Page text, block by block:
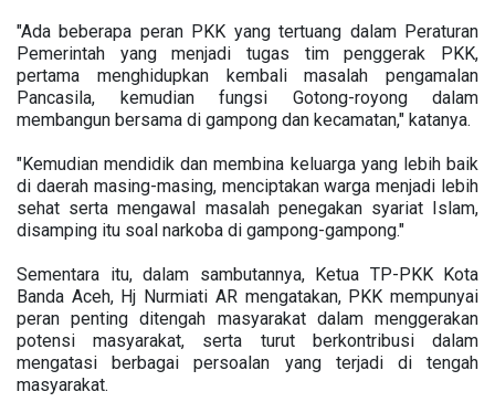
"Ada beberapa peran PKK yang tertuang dalam Peraturan
Pemerintah yang menjadi tugas tim penggerak PKK,
pertama menghidupkan kembali masalah pengamalan
Pancasila, kemudian fungsi Gotong-royong dalam
membangun bersama di gampong dan kecamatan," katanya.
"Kemudian mendidik dan membina keluarga yang lebih baik
di daerah masing-masing, menciptakan warga menjadi lebih
sehat serta mengawal masalah penegakan syariat Islam,
disamping itu soal narkoba di gampong-gampong."
Sementara itu, dalam sambutannya, Ketua TP-PKK Kota
Banda Aceh, Hj Nurmiati AR mengatakan, PKK mempunyai
peran penting ditengah masyarakat dalam menggerakan
potensi masyarakat, serta turut berkontribusi dalam
mengatasi berbagai persoalan yang terjadi di tengah
masyarakat.